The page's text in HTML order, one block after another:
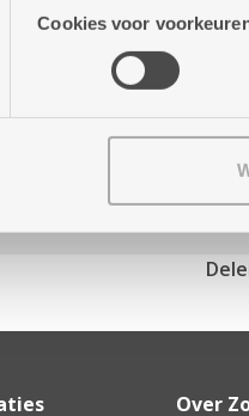
die je aan hen
Cookies voor
dan ben je zeker van
Over